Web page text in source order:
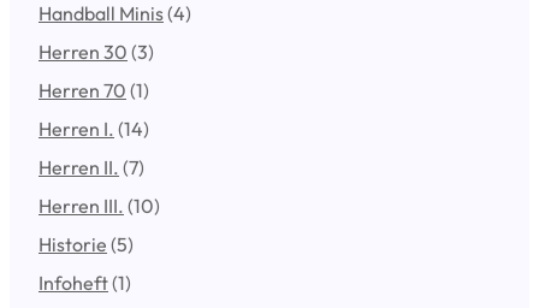
Handball Minis(4)
Herren 30 (3)
Herren 70 (1)
Herren I. (14)
Herren II. (7)
Herren III. (10)
Historie (5)
Infoheft(1)